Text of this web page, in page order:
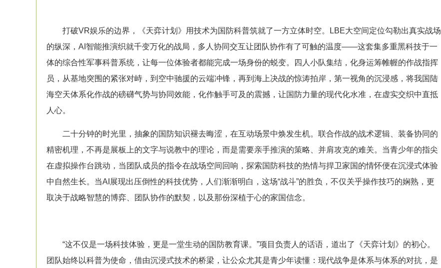
打破VR娱乐的边界，《天弈计划》用技术为国防科普筑就了一方立体时空。LBE大空间定位勾勒出真实战场
的纵深，AI智能推演织就千变万化的战局，多人协同交互让团队协作有了可触的温度——这套集多重黑科技于一
体的综合性军事科普系统，让每一位体验者都能完成一场身份的蜕变。四人小队集结，化身运筹帷幄的作战指挥
员，从基地突围的紧张对峙，到空中驰援的云端冲锋，再到海上决战的惊涛拍岸，第一视角的沉浸感，将我国陆
海空天体系化作战的磅礴气势与协同效能，化作触手可及的震撼，让国防力量的现代化水准，在虚实交织中直抵
人心。
二十分钟的时光里，抽象的国防知识褪去晦涩，在互动场景中焕发生机。联合作战的战术逻辑、装备协同的
精密机理，不再是展板上的文字与说教中的理论，而是需要亲手推演的策略、并肩攻克的难关。当青少年的指尖
在虚拟操作台跳动，当团队成员的指令在战场空间回响，探索国防科技的热情与捍卫家国的情怀便在沉浸式体验
中自然生长。当AI展现出压倒性的科技优势，人们渐渐明白，这场“战斗”的胜负，不仅关乎操作技巧的娴熟，更
取决于战略智慧的博弈、团队协作的默契，以及那份深植于心的家国信念。
“这不仅是一场科技体验，更是一堂生动的国防教育课。”项目负责人的话语，道出了《天弈计划》的初心。
团队始终以科普为使命，借由沉浸式技术的桥梁，让公众尤其是青少年读懂：现代战争是体系与体系的对抗，是